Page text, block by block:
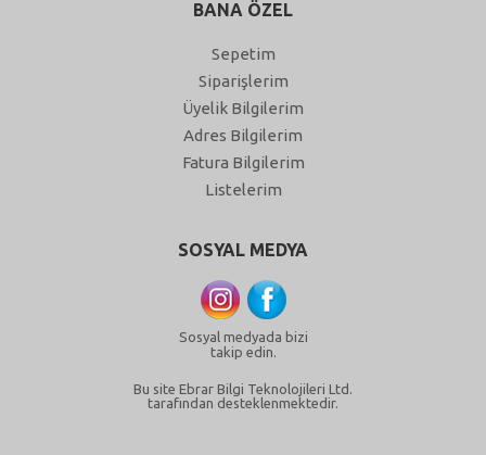
BANA ÖZEL
Sepetim
Siparişlerim
Üyelik Bilgilerim
Adres Bilgilerim
Fatura Bilgilerim
Listelerim
SOSYAL MEDYA
Sosyal medyada bizi
takip edin.
Bu site Ebrar Bilgi Teknolojileri Ltd.
tarafından desteklenmektedir.